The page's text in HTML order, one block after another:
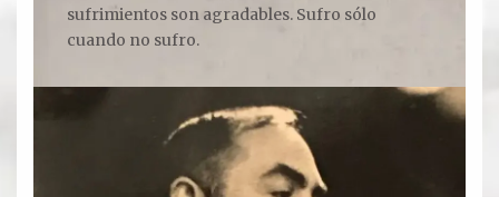
Revista «La Voz del Padre Pío»
sufrimientos son agradables. Sufro sólo
cuando no sufro.